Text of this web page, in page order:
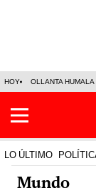
HOY OLLANTA HUMALA
LO ÚLTIMO
Mundo